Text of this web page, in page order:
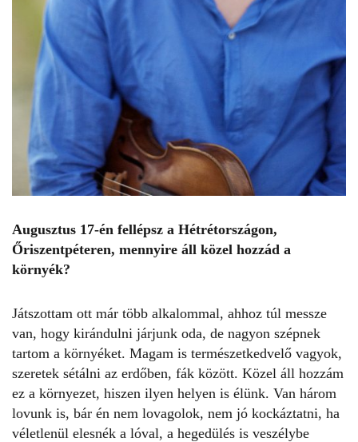
Augusztus 17-én fellépsz a Hétrétországon,
Őriszentpéteren, mennyire áll közel hozzád a
környék?
Játszottam ott már több alkalommal, ahhoz túl messze
van, hogy kirándulni járjunk oda, de nagyon szépnek
tartom a környéket. Magam is természetkedvelő vagyok,
szeretek sétálni az erdőben, fák között. Közel áll hozzám
ez a környezet, hiszen ilyen helyen is élünk. Van három
lovunk is, bár én nem lovagolok, nem jó kockáztatni, ha
véletlenül elesnék a lóval, a hegedülés is veszélybe